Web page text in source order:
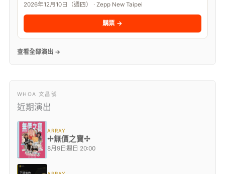
2026年12月10日（週四） · Zepp New Taipei
購票 →
查看全部演出 →
WHOA 文昌號
近期演出
ARRAY
✢無價之寶✢
8月9日週日 20:00